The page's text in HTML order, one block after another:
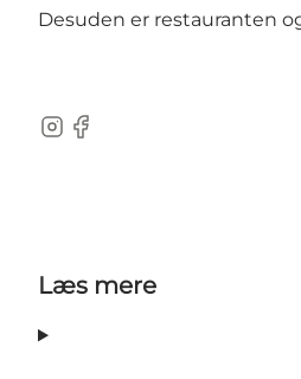
Desuden er restauranten
Instagram
Facebook
Læs mere